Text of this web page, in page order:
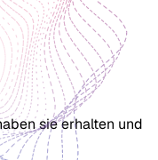
sie erhalten und